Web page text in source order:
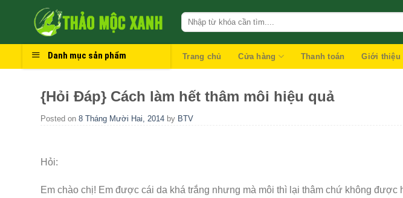
Danh mục sản phẩm Trang chủ Cửa hàng Thanh toán Giới thiệu
{Hỏi Đáp} Cách làm hết thâm môi hiệu quả
Posted on 8 Tháng Mười Hai, 2014 by BTV
Hỏi:
Em chào chị! Em được cái da khá trắng nhưng mà môi thì lại thâm chứ không được